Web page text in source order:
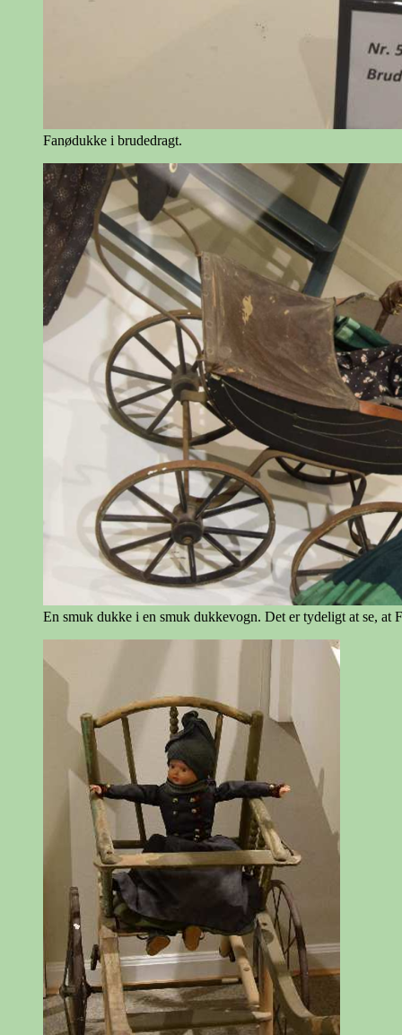
Fanødukke i brudedragt.
En smuk dukke i en smuk dukkevogn. Det er tydeligt at se, at